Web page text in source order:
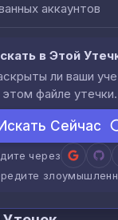
аккаунтов
в Этой
ли ваши
этом файле утечки.
Искать Сейчас
через